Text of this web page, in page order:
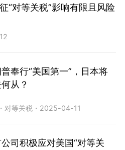
“对等关税”影响有限且风险
奉行“美国第一”，日本将
从？
・ 对等关税 ・ 2025-04-11
司积极应对美国“对等关